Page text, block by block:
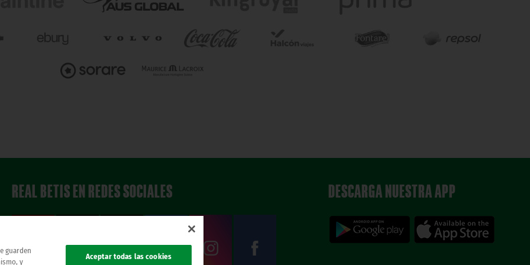
REAL BETIS EN REDES SOCIALES DESCARGA NUESTRA APP
guarden
y
Aceptar todas las cookies